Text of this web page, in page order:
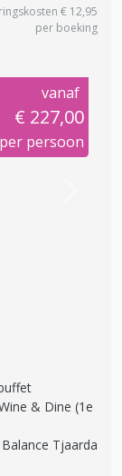
€ 12,95
per boeking
vanaf
€ 227,00
per persoon
& Dine (1e
Tjaarda